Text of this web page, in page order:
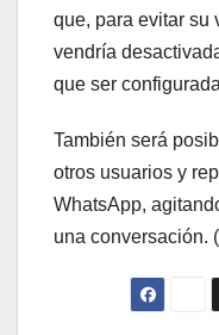
que, para evitar su
vendría
que ser
También será
otros usuarios y
WhatsApp,
una conversación.